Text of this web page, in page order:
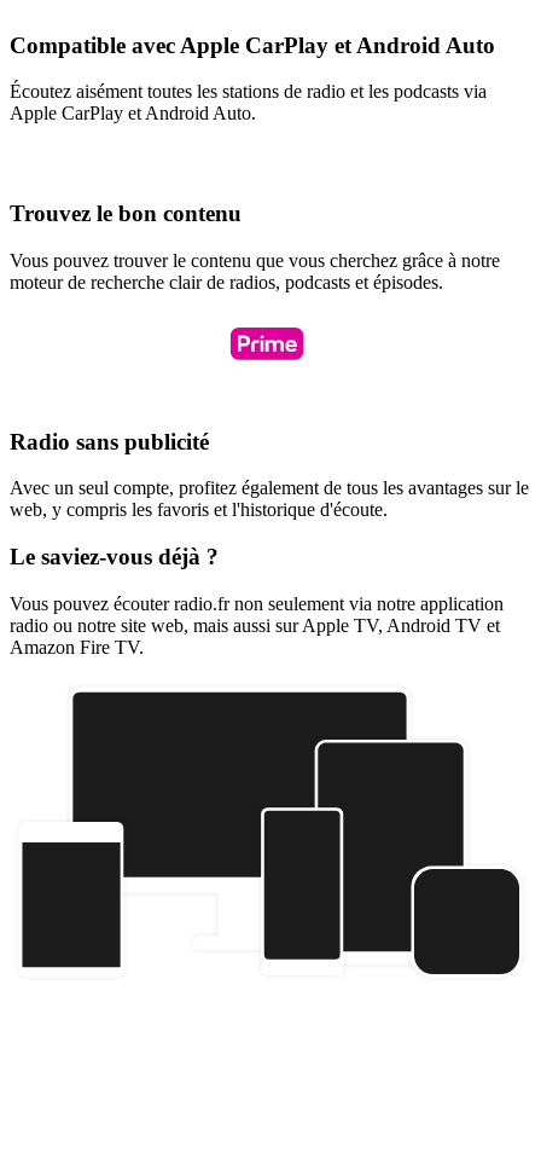
Compatible avec Apple CarPlay et Android Auto
Écoutez aisément toutes les stations de radio et les podcasts via
Apple CarPlay et Android Auto.
Trouvez le bon contenu
Vous pouvez trouver le contenu que vous cherchez grâce à notre
moteur de recherche clair de radios, podcasts et épisodes.
Radio sans publicité
Avec un seul compte, profitez également de tous les avantages sur le
web, y compris les favoris et l'historique d'écoute.
Le saviez-vous déjà ?
Vous pouvez écouter radio.fr non seulement via notre application
radio ou notre site web, mais aussi sur Apple TV, Android TV et
Amazon Fire TV.